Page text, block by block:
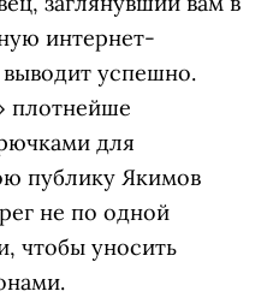
интернет-
успешно.
плотнейше
для
публику Якимов
не по одной
чтобы уносить